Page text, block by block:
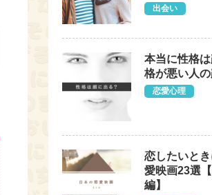
出会い
本当に性格
格が悪い人
恋愛心理
恋したいと
愛映画23選
編】